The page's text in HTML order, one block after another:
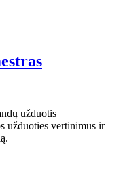
užduotis
užduoties vertinimus ir